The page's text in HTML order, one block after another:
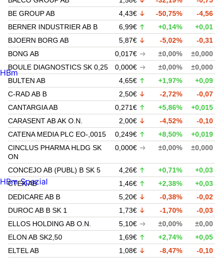
BE GROUP AB
4,43€ -50,75%
-4,56
BERNER INDUSTRIER AB B
6,99€ +0,14%
+0,01
BJOERN BORG AB
5,87€ -5,02%
-0,31
BONG AB
0,017€ ±0,00%
±0,000
BOULE DIAGNOSTICS SK 0,25
0,000€ ±0,00%
±0,000
BULTEN AB
4,65€ +1,97%
+0,09
C-RAD AB B
2,50€ -2,72%
-0,07
CANTARGIA AB
0,271€ +5,86%
+0,015
CARASENT AB AK O.N.
2,00€ -4,52%
-0,10
CATENA MEDIA PLC EO-,0015
0,249€ +8,50%
+0,019
CINCLUS PHARMA HLDG SK
ON
0,000€ ±0,00% ±0,000
CONCEJO AB (PUBL) B SK 5 4,26€ +0,71%
+0,03
CTEK AB
1,46€ +2,38%
+0,03
DEDICARE AB B
5,20€ -0,38%
-0,02
DUROC AB B SK 1
1,73€ -1,70%
-0,03
ELLOS HOLDING AB O.N.
5,10€ ±0,00%
±0,00
ELON AB SK2,50
1,69€ +2,74%
+0,05
ELTEL AB
1,08€ -8,47%
-0,10
HBm
HBm Spezial